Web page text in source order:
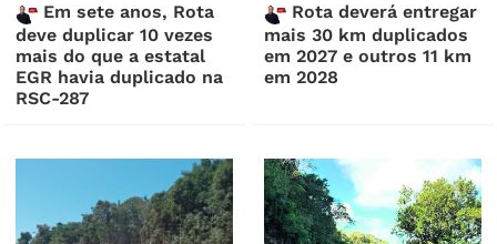
Em sete anos, Rota
deve duplicar 10 vezes
mais do que a estatal
EGR havia duplicado na
RSC-287
Rota deverá entregar
mais 30 km duplicados
em 2027 e outros 11 km
em 2028